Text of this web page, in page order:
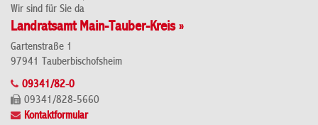
Wir sind für Sie da
Landratsamt Main-Tauber-Kreis »
Gartenstraße 1
97941 Tauberbischofsheim
09341/82-0
09341/828-5660
Kontaktformular